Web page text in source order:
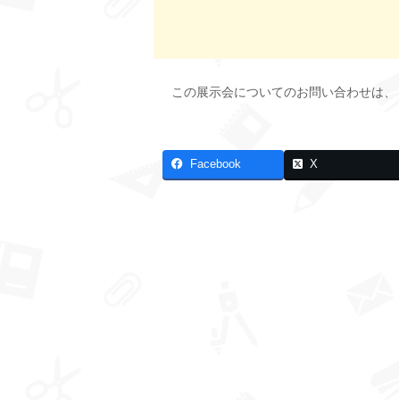
この展示会についてのお問い合わせは、
Facebook X